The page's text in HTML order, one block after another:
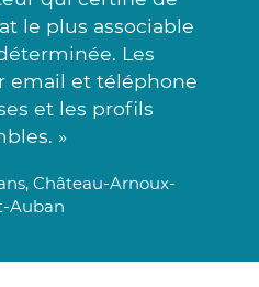
le plus associable
Les
email et téléphone
et les profils
»
Château-Arnoux-
Auban